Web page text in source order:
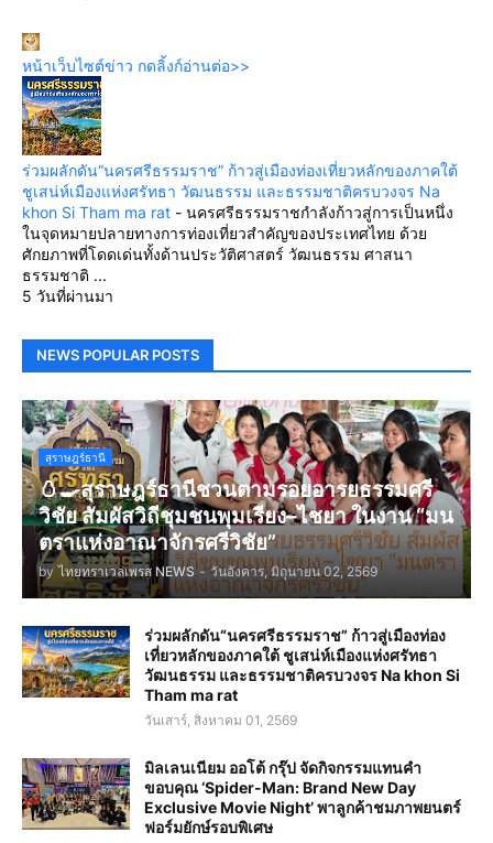
หน้าเว็บไซต์ข่าว กดลิ้งก์อ่านต่อ>>
ร่วมผลักดัน“นครศรีธรรมราช” ก้าวสู่เมืองท่องเที่ยวหลักของภาคใต้
ชูเสน่ห์เมืองแห่งศรัทธา วัฒนธรรม และธรรมชาติครบวงจร Na
khon Si Tham ma rat - นครศรีธรรมราชกำลังก้าวสู่การเป็นหนึ่ง
ในจุดหมายปลายทางการท่องเที่ยวสำคัญของประเทศไทย ด้วย
ศักยภาพที่โดดเด่นทั้งด้านประวัติศาสตร์ วัฒนธรรม ศาสนา
ธรรมชาติ ...
5 วันที่ผ่านมา
NEWS POPULAR POSTS
สุราษฎร์ธานี
🥚🍳สุราษฎร์ธานีชวนตามรอยอารยธรรมศรี
วิชัย สัมผัสวิถีชุมชนพุมเรียง–ไชยา ในงาน “มน
ตราแห่งอาณาจักรศรีวิชัย”
by ไทยทราเวลเพรส NEWS - วันอังคาร, มิถุนายน 02, 2569
ร่วมผลักดัน“นครศรีธรรมราช” ก้าวสู่เมืองท่อง
เที่ยวหลักของภาคใต้ ชูเสน่ห์เมืองแห่งศรัทธา
วัฒนธรรม และธรรมชาติครบวงจร Na khon Si
Tham ma rat
วันเสาร์, สิงหาคม 01, 2569
มิลเลนเนียม ออโต้ กรุ๊ป จัดกิจกรรมแทนคำ
ขอบคุณ ‘Spider-Man: Brand New Day
Exclusive Movie Night’ พาลูกค้าชมภาพยนตร์
ฟอร์มยักษ์รอบพิเศษ